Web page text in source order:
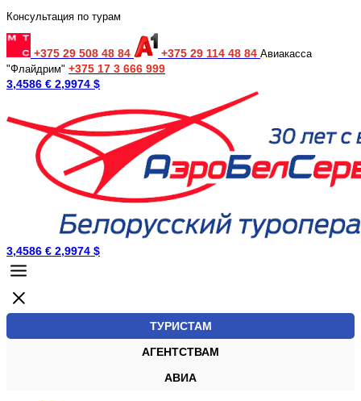
Консультация по турам
+375 29 508 48 84 +375 29 114 48 84 Авиакасса
"Флайдрим" +375 17 3 666 999
3,4586 € 2,9974 $
3,4586 € 2,9974 $
ТУРИСТАМ
АГЕНТСТВАМ
АВИА